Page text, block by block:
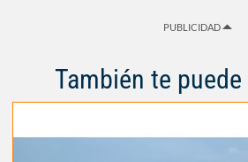
PUBLICIDAD
También te